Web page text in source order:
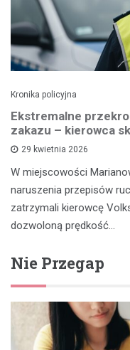
Kronika policyjna
Ekstremalne
zakazu – kierowca
29 kwietnia 2026
W miejscowości
naruszenia przepisów
zatrzymali kierowcę
dozwoloną prędkość…
Nie Przegap